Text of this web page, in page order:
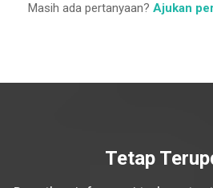
Masih ada pertanyaan? Ajukan
Tetap